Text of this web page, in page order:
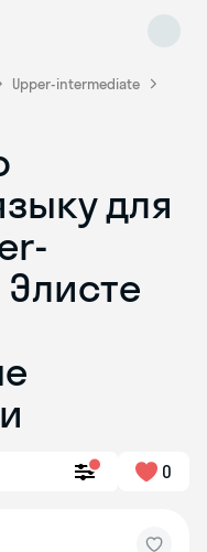
Upper-intermediate
для
0